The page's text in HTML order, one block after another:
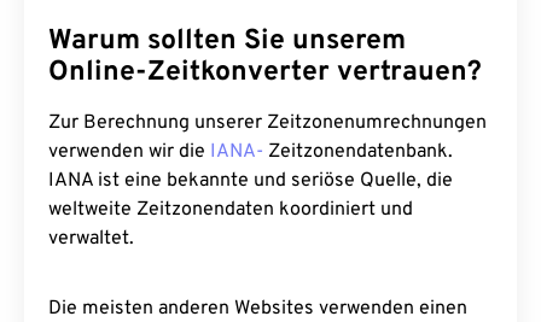
Warum sollten Sie unserem
Online-Zeitkonverter vertrauen?
Zur Berechnung unserer Zeitzonenumrechnungen
verwenden wir die IANA- Zeitzonendatenbank.
IANA ist eine bekannte und seriöse Quelle, die
weltweite Zeitzonendaten koordiniert und
verwaltet.
Die meisten anderen Websites verwenden einen